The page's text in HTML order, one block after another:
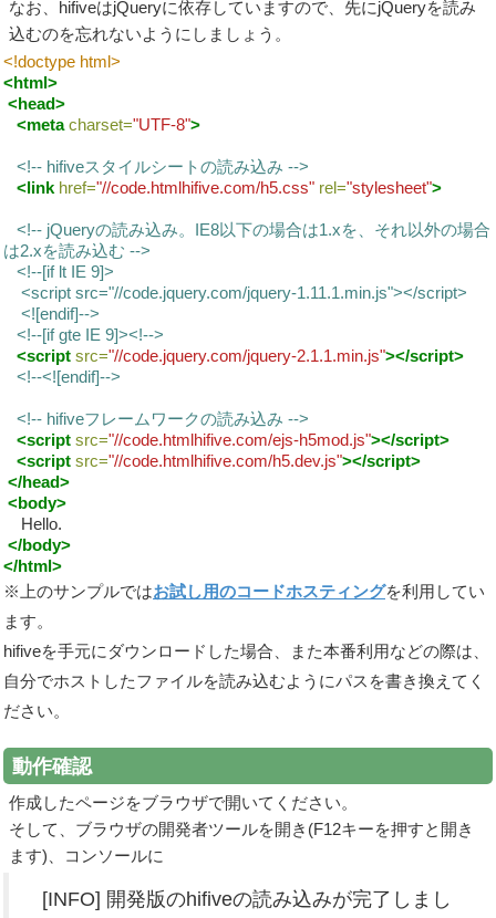
なお、hifiveはjQueryに依存していますので、先にjQueryを読み
込むのを忘れないようにしましょう。
<!doctype html>
<html>
<head>
<meta charset="UTF-8">
<!-- hifiveスタイルシートの読み込み -->
<link href="//code.htmlhifive.com/h5.css" rel="stylesheet">
<!-- jQueryの読み込み。IE8以下の場合は1.xを、それ以外の場合
は2.xを読み込む -->
<!--[if lt IE 9]>
<script src="//code.jquery.com/jquery-1.11.1.min.js"></script>
<![endif]-->
<!--[if gte IE 9]><!-->
<script src="//code.jquery.com/jquery-2.1.1.min.js"></script>
<!--<![endif]-->
<!-- hifiveフレームワークの読み込み -->
<script src="//code.htmlhifive.com/ejs-h5mod.js"></script>
<script src="//code.htmlhifive.com/h5.dev.js"></script>
</head>
<body>
Hello.
</body>
</html>
※上のサンプルではお試し用のコードホスティングを利用してい
ます。
hifiveを手元にダウンロードした場合、また本番利用などの際は、
自分でホストしたファイルを読み込むようにパスを書き換えてく
ださい。
動作確認
作成したページをブラウザで開いてください。
そして、ブラウザの開発者ツールを開き(F12キーを押すと開き
ます)、コンソールに
[INFO] 開発版のhifiveの読み込みが完了しまし